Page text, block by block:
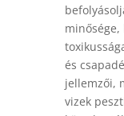
és
jellemzői,
vizek